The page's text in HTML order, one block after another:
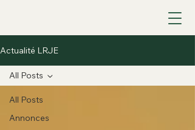
Actualité LRJE
All Posts
Annonces
All Posts